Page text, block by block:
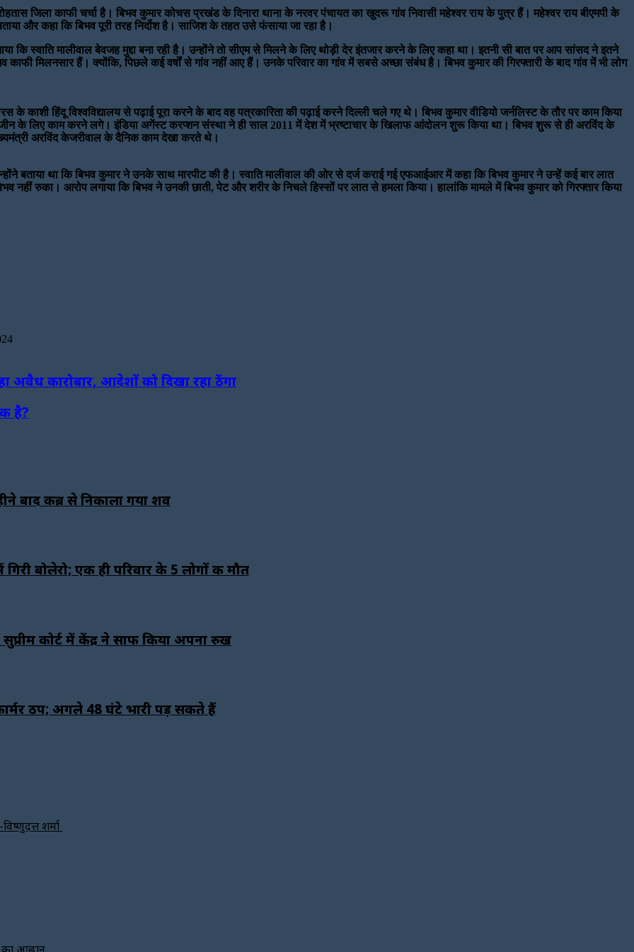
जिला काफी चर्चा है। बिभव कुमार कोचस प्रखंड के दिनारा थाना के नरवर पंचायत का खुदरू गांव निवासी महेश्वर राय के पुत्र हैं। महेश्वर राय बीएमपी के
और कहा कि बिभव पूरी तरह निर्दोश है। साजिश के तहत उसे फंसाया जा रहा है।
कि स्वाति मालीवाल बेवजह मुद्दा बना रही है। उन्होंने तो सीएम से मिलने के लिए थोड़ी देर इंतजार करने के लिए कहा था। इतनी सी बात पर आप सांसद ने इतने
काफी मिलनसार हैं। क्योंकि, पिछले कई वर्षों से गांव नहीं आए हैं। उनके परिवार का गांव में सबसे अच्छा संबंध है। बिभव कुमार की गिरफ्तारी के बाद गांव में भी लोग
काशी हिंदू विश्वविद्यालय से पढ़ाई पूरा करने के बाद वह पत्रकारिता की पढ़ाई करने दिल्ली चले गए थे। बिभव कुमार वीडियो जर्नलिस्ट के तौर पर काम किया
के लिए काम करने लगे। इंडिया अगेंस्ट करप्शन संस्था ने ही साल 2011 में देश में भ्रष्टाचार के खिलाफ आंदोलन शुरू किया था। बिभव शुरू से ही अरविंद के
अरविंद केजरीवाल के दैनिक काम देखा करते थे।
बताया था कि बिभव कुमार ने उनके साथ मारपीट की है। स्वाति मालीवाल की ओर से दर्ज कराई गई एफआईआर में कहा कि बिभव कुमार ने उन्हें कई बार लात
नहीं रुका। आरोप लगाया कि बिभव ने उनकी छाती, पेट और शरीर के निचले हिस्सों पर लात से हमला किया। हालांकि मामले में बिभव कुमार को गिरफ्तार किया
अवैध कारोबार, आदेशों को दिखा रहा ठेंगा
है?
बाद कब्र से निकाला गया शव
बोलेरो; एक ही परिवार के 5 लोगों की मौत
कोर्ट में केंद्र ने साफ किया अपना रुख
ठप; अगले 48 घंटे भारी पड़ सकते हैं
शर्मा